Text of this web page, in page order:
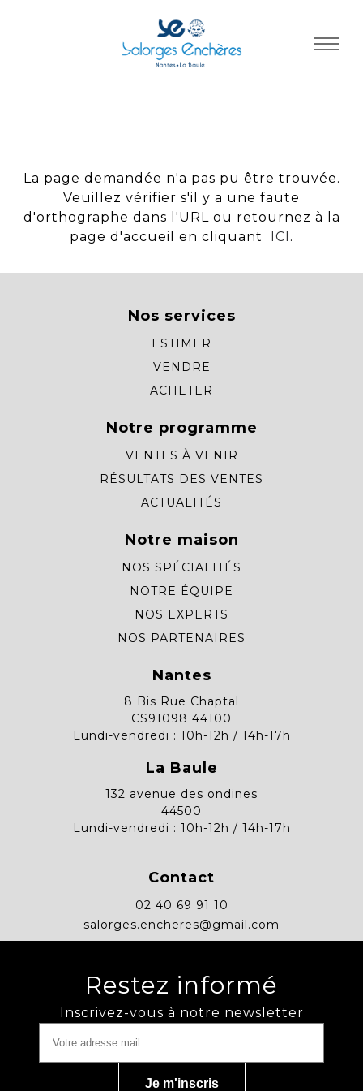
La page demandée n'a pas pu être trouvée.
Veuillez vérifier s'il y a une faute
d'orthographe dans l'URL ou retournez à la
page d'accueil en cliquant
ICI .
Nos services
ESTIMER
VENDRE
ACHETER
Notre programme
VENTES À VENIR
RÉSULTATS DES VENTES
ACTUALITÉS
Notre maison
NOS SPÉCIALITÉS
NOTRE ÉQUIPE
NOS EXPERTS
NOS PARTENAIRES
Nantes
8 Bis Rue Chaptal
CS91098 44100
Lundi-vendredi : 10h-12h / 14h-17h
La Baule
132 avenue des ondines
44500
Lundi-vendredi : 10h-12h / 14h-17h
Contact
02 40 69 91 10
salorges.encheres@gmail.com
Restez informé
Inscrivez-vous à notre newsletter